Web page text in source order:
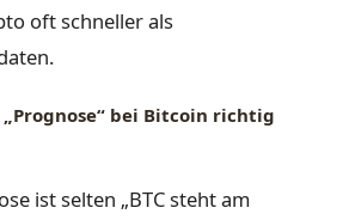
oft schneller als
bei Bitcoin richtig
ist selten „BTC steht am